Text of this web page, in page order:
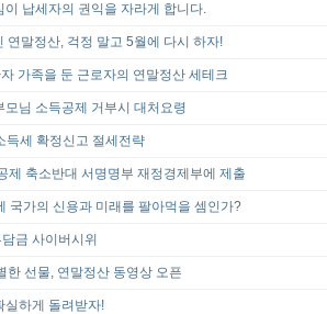
이 납세자의 권익을 자라게 합니다.
연말정산, 걱정 말고 5월에 다시 하자!
가족을 둔 근로자의 연말정산 세테크
모님 소득공제 거부시 대처요령
득세 확정신고 절세전략
제 축소반대 서명명부 재정경제부에 제출
국가의 신용과 미래를 팔아먹을 셈인가?
금 사이버시위
한 선물, 연말정산 동영상 오픈
실하게 돌려받자!